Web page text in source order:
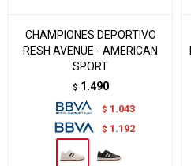
CHAMPIONES DEPORTIVO
RESH AVENUE - AMERICAN
SPORT
$ 1.490
$ 1.043
$ 1.192